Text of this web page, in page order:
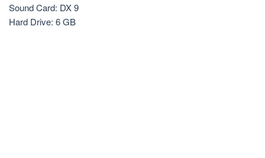
Sound Card: DX 9
Hard Drive: 6 GB